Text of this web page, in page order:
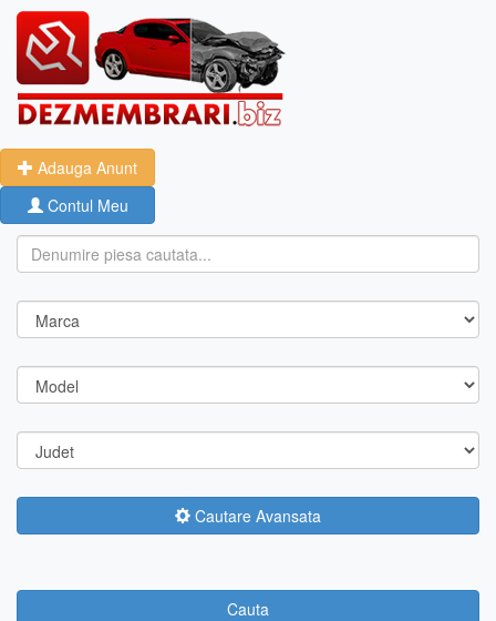
Adauga Anunt
Contul Meu
Cautare Avansata
Cauta